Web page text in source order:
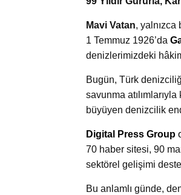
Mavi Vatan, yalnızca
1 Temmuz 1926’da
denizlerimizdeki
Bugün, Türk
savunma
büyüyen denizcilik
Digital Press Group
70 haber sitesi, 90
sektörel gelişimi
Bu anlamlı günde,